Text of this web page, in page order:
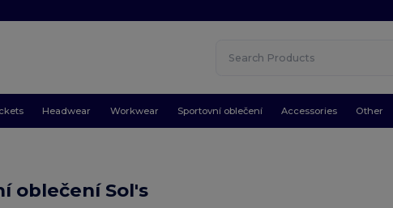
Headwear Workwear Sportovní oblečení Accessories Other
oblečení Sol's